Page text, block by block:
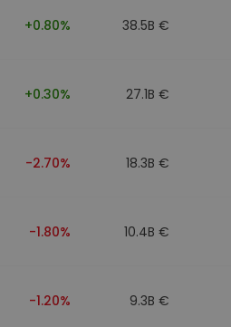
+0.80% 38.5B €
+0.30% 27.1B €
-2.70% 18.3B €
-1.80% 10.4B €
-1.20% 9.3B €